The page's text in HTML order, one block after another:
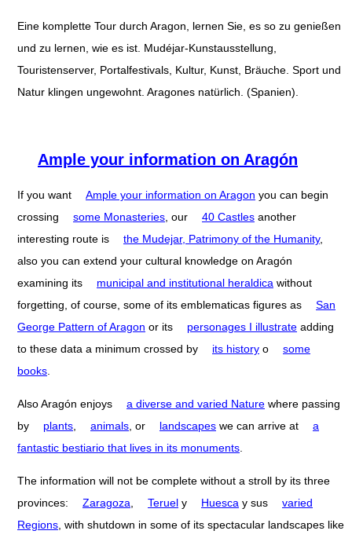
Eine komplette Tour durch Aragon, lernen Sie, es so zu genießen
und zu lernen, wie es ist. Mudéjar-Kunstausstellung,
Touristenserver, Portalfestivals, Kultur, Kunst, Bräuche. Sport und
Natur klingen ungewohnt. Aragones natürlich. (Spanien).
Ample your information on Aragón
If you want Ample your information on Aragon you can begin
crossing
some Monasteries , our 40 Castles another
interesting route is
the Mudejar, Patrimony of the Humanity,
also you can extend your cultural knowledge on Aragón
examining its
municipal and institutional heraldica without
forgetting, of course, some of its emblematicas figures as
San
George Pattern of Aragon or its personages I illustrate adding
to these data a minimum crossed by
its history o
some
books
Also Aragón enjoys a diverse and varied Nature where passing
by
plants animals , or landscapes we can arrive at
a
fantastic bestiario that lives in its monuments
The information will not be complete without a stroll by its three
provinces:
Zaragoza Teruel y Huesca y sus
varied
Regions , with shutdown in some of its spectacular landscapes like